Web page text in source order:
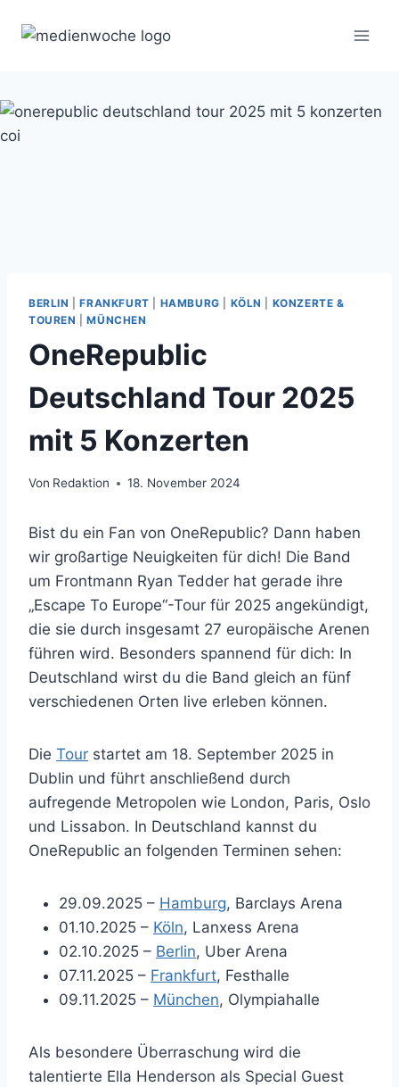
Inhalt
BERLIN |FRANKFURT HAMBURG KÖLN
KONZERTE &
TOUREN
|MÜNCHEN
OneRepublic
Deutschland Tour 2025
mit 5 Konzerten
Von Redaktion 18. November 2024
Bist du ein Fan von OneRepublic? Dann haben
wir großartige Neuigkeiten für dich! Die Band
um Frontmann Ryan Tedder hat gerade ihre
„Escape To Europe“-Tour für 2025 angekündigt,
die sie durch insgesamt 27 europäische Arenen
führen wird. Besonders spannend für dich: In
Deutschland wirst du die Band gleich an fünf
verschiedenen Orten live erleben können.
Die Tour startet am 18. September 2025 in
Dublin und führt anschließend durch
aufregende Metropolen wie London, Paris, Oslo
und Lissabon. In Deutschland kannst du
OneRepublic an folgenden Terminen sehen:
29.09.2025 – Hamburg, Barclays Arena
01.10.2025 – Köln, Lanxess Arena
02.10.2025 – Berlin, Uber Arena
07.11.2025 – Frankfurt, Festhalle
09.11.2025 – München, Olympiahalle
Als besondere Überraschung wird die
talentierte Ella Henderson als Special Guest